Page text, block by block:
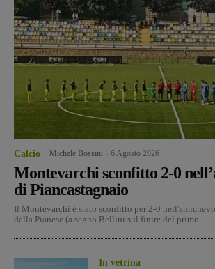
Calcio Michele Bossini 6 Agosto 2026
Montevarchi sconfitto 2-0
di Piancastagnaio
Il Montevarchi è stato sconfitto per 2-0
della Pianese (a segno Bellini sul finire del primo...
In vetrina